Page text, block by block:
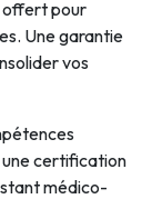
offert pour
Une garantie
vos
certification
médico-